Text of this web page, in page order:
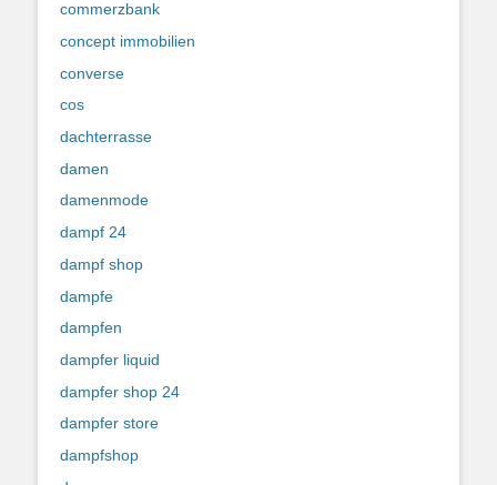
commerzbank
concept immobilien
converse
cos
dachterrasse
damen
damenmode
dampf 24
dampf shop
dampfe
dampfen
dampfer liquid
dampfer shop 24
dampfer store
dampfshop